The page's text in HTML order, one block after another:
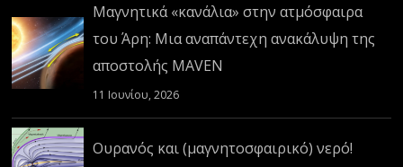
Μαγνητικά «κανάλια» στην ατμόσφαιρα
του Άρη: Μια αναπάντεχη ανακάλυψη της
αποστολής MAVEN
11 Ιουνίου, 2026
Ουρανός και (μαγνητοσφαιρικό) νερό!